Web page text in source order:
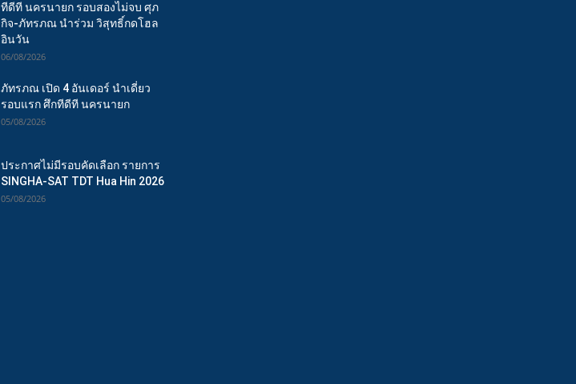
ทีดีที นครนายก รอบสองไม่จบ ศุภ
กิจ-ภัทรภณ นำร่วม วิสุทธิ์กดโฮล
อินวัน
06/08/2026
ภัทรภณ เปิด 4 อันเดอร์ นำเดี่ยว
รอบแรก ศึกทีดีที นครนายก
05/08/2026
ประกาศไม่มีรอบคัดเลือก รายการ
SINGHA-SAT TDT Hua Hin 2026
05/08/2026